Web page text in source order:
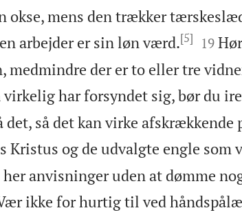
okse, mens den trækker
arbejder er sin løn værd.[5]
19
medmindre der er to eller tre
virkelig har forsyndet sig, bør du
så det kan virke afskrækkende
Kristus og de udvalgte engle
anvisninger uden at dømme
ikke for hurtig til ved